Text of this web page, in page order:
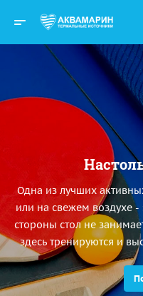
Одна из лучших
или на свежем воздухе -
стороны стол не
здесь тренируются и
ловкость, и